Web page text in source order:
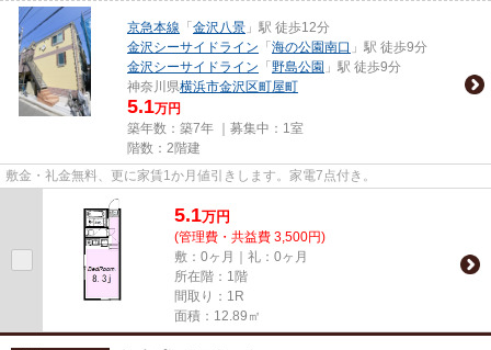
京急本線 「 金沢八景 」駅 徒歩12分
金沢シーサイドライン 「 海の公園南口 」駅 徒歩9分
金沢シーサイドライン 「 野島公園 」駅 徒歩9分
神奈川県横浜市金沢区町屋町
5.1万円
築年数：築7年 ｜募集中： 1室
階数：2階建
敷金・礼金無料、更に家賃1か月値引きします。家電7点付き。
5.1万円
(管理費・共益費 3,500円)
敷：0ヶ月｜礼：0ヶ月
所在階：1階
間取り：1R
面積：12.89㎡